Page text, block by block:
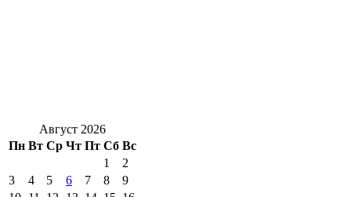
Август 2026
Пн Вт Ср Чт Пт Сб Вс
1
2
3
4 5 6 7 8
9